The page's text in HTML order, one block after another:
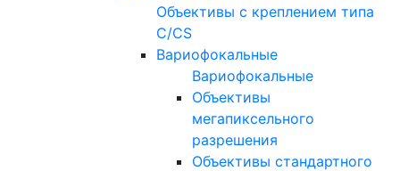
Объективы с креплением типа
C/CS
Вариофокальные
Вариофокальные
Объективы
мегапиксельного
разрешения
Объективы стандартного